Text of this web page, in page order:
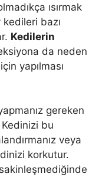
ısırmak
bazı
Kedilerin
da neden
yapılması
gereken
Kedinizi bu
veya
korkutur.
sakinleşmediğinde